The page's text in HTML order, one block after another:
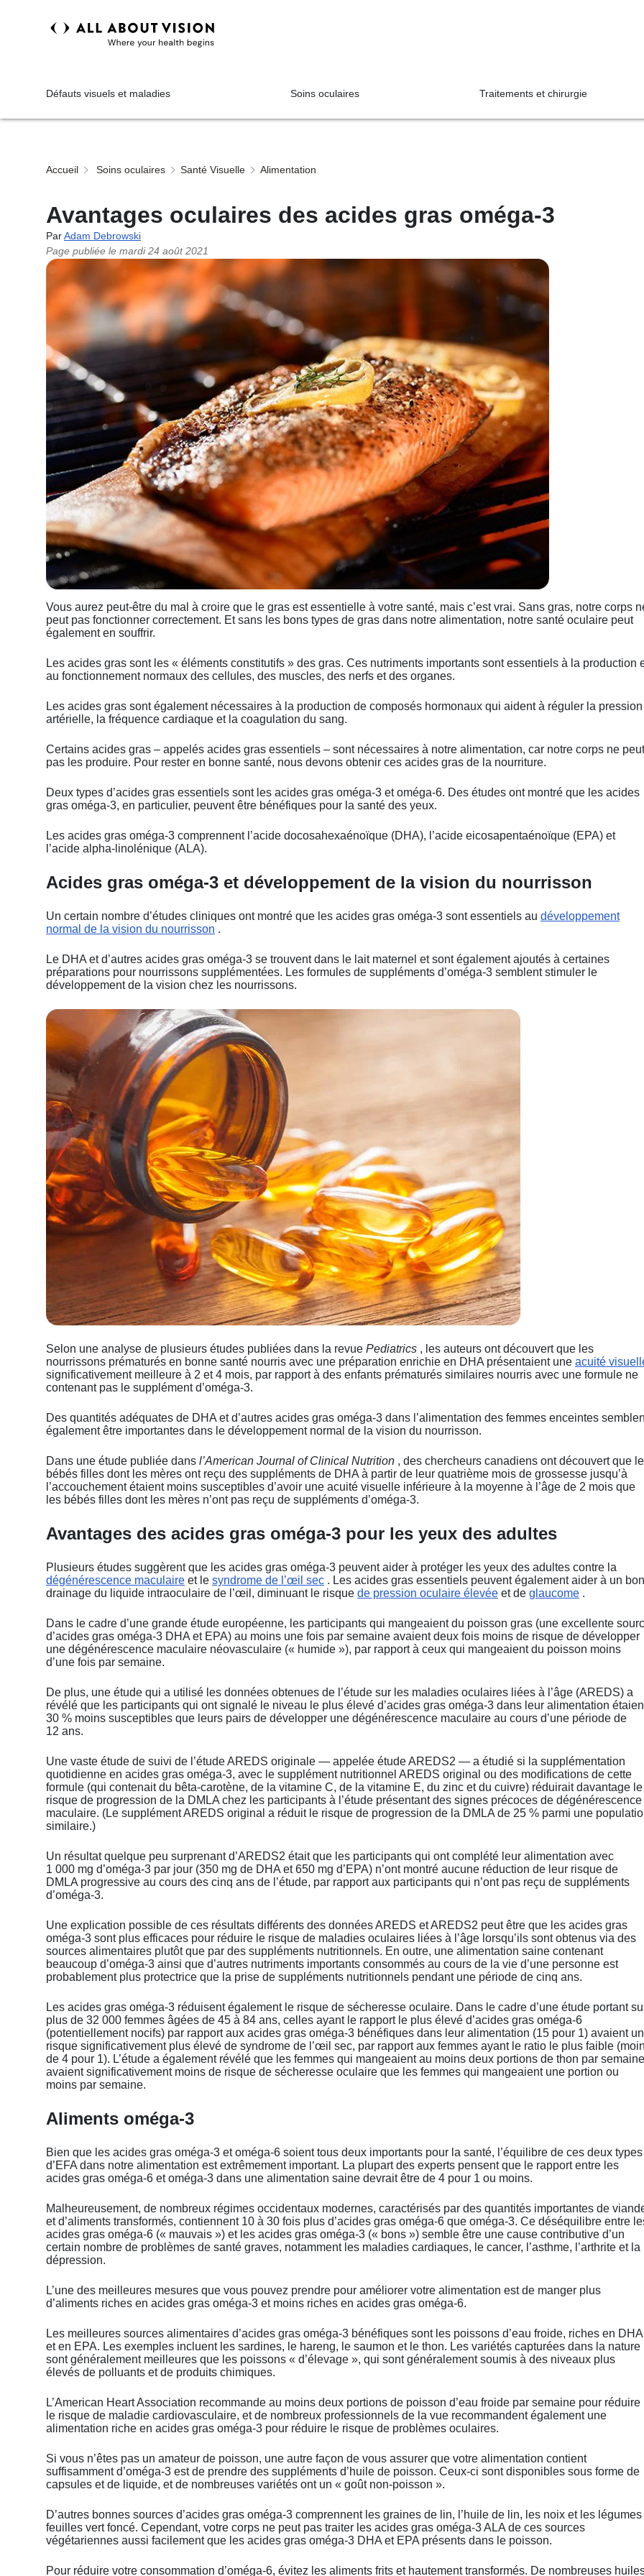
Défauts visuels et maladies Soins oculaires Traitements et chirurgie
Accueil Soins oculaires Santé Visuelle Alimentation
Avantages oculaires des acides gras oméga-3
ParAdam Debrowski
Page publiée le mardi 24 août 2021
Vous aurez peut-être du mal à croire que le gras est essentielle à votre santé, mais c’est vrai. Sans gras, notre corps
peut pas fonctionner correctement. Et sans les bons types de gras dans notre alimentation, notre santé oculaire peut
également en souffrir.
Les acides gras sont les « éléments constitutifs » des gras. Ces nutriments importants sont essentiels à la production
au fonctionnement normaux des cellules, des muscles, des nerfs et des organes.
Les acides gras sont également nécessaires à la production de composés hormonaux qui aident à réguler la pression
artérielle, la fréquence cardiaque et la coagulation du sang.
Certains acides gras – appelés acides gras essentiels – sont nécessaires à notre alimentation, car notre corps ne peut
pas les produire. Pour rester en bonne santé, nous devons obtenir ces acides gras de la nourriture.
Deux types d’acides gras essentiels sont les acides gras oméga-3 et oméga-6. Des études ont montré que les acides
gras oméga-3, en particulier, peuvent être bénéfiques pour la santé des yeux.
Les acides gras oméga-3 comprennent l’acide docosahexaénoïque (DHA), l’acide eicosapentaénoïque (EPA) et
l’acide alpha-linolénique (ALA).
Acides gras oméga-3 et développement de la vision du nourrisson
Un certain nombre d’études cliniques ont montré que les acides gras oméga-3 sont essentiels au développement
normal de la vision du nourrisson .
Le DHA et d’autres acides gras oméga-3 se trouvent dans le lait maternel et sont également ajoutés à certaines
préparations pour nourrissons supplémentées. Les formules de suppléments d’oméga-3 semblent stimuler le
développement de la vision chez les nourrissons.
Selon une analyse de plusieurs études publiées dans la revue Pediatrics , les auteurs ont découvert que les
nourrissons prématurés en bonne santé nourris avec une préparation enrichie en DHA présentaient une acuité
significativement meilleure à 2 et 4 mois, par rapport à des enfants prématurés similaires nourris avec une formule ne
contenant pas le supplément d’oméga-3.
Des quantités adéquates de DHA et d’autres acides gras oméga-3 dans l’alimentation des femmes enceintes
également être importantes dans le développement normal de la vision du nourrisson.
Dans une étude publiée dans l’American Journal of Clinical Nutrition , des chercheurs canadiens ont découvert que
bébés filles dont les mères ont reçu des suppléments de DHA à partir de leur quatrième mois de grossesse jusqu’à
l’accouchement étaient moins susceptibles d’avoir une acuité visuelle inférieure à la moyenne à l’âge de 2 mois que
les bébés filles dont les mères n’ont pas reçu de suppléments d’oméga-3.
Avantages des acides gras oméga-3 pour les yeux des adultes
Plusieurs études suggèrent que les acides gras oméga-3 peuvent aider à protéger les yeux des adultes contre la
dégénérescence maculaire et le syndrome de l’œil sec . Les acides gras essentiels peuvent également aider à un bon
drainage du liquide intraoculaire de l’œil, diminuant le risque de pression oculaire élevée et de glaucome .
Dans le cadre d’une grande étude européenne, les participants qui mangeaient du poisson gras (une excellente
d’acides gras oméga-3 DHA et EPA) au moins une fois par semaine avaient deux fois moins de risque de développer
une dégénérescence maculaire néovasculaire (« humide »), par rapport à ceux qui mangeaient du poisson moins
d’une fois par semaine.
De plus, une étude qui a utilisé les données obtenues de l’étude sur les maladies oculaires liées à l’âge (AREDS) a
révélé que les participants qui ont signalé le niveau le plus élevé d’acides gras oméga-3 dans leur alimentation
30 % moins susceptibles que leurs pairs de développer une dégénérescence maculaire au cours d’une période de
12 ans.
Une vaste étude de suivi de l’étude AREDS originale — appelée étude AREDS2 — a étudié si la supplémentation
quotidienne en acides gras oméga-3, avec le supplément nutritionnel AREDS original ou des modifications de cette
formule (qui contenait du bêta-carotène, de la vitamine C, de la vitamine E, du zinc et du cuivre) réduirait davantage le
risque de progression de la DMLA chez les participants à l’étude présentant des signes précoces de dégénérescence
maculaire. (Le supplément AREDS original a réduit le risque de progression de la DMLA de 25 % parmi une
similaire.)
Un résultat quelque peu surprenant d’AREDS2 était que les participants qui ont complété leur alimentation avec
1 000 mg d’oméga-3 par jour (350 mg de DHA et 650 mg d’EPA) n’ont montré aucune réduction de leur risque de
DMLA progressive au cours des cinq ans de l’étude, par rapport aux participants qui n’ont pas reçu de suppléments
d’oméga-3.
Une explication possible de ces résultats différents des données AREDS et AREDS2 peut être que les acides gras
oméga-3 sont plus efficaces pour réduire le risque de maladies oculaires liées à l’âge lorsqu’ils sont obtenus via des
sources alimentaires plutôt que par des suppléments nutritionnels. En outre, une alimentation saine contenant
beaucoup d’oméga-3 ainsi que d’autres nutriments importants consommés au cours de la vie d’une personne est
probablement plus protectrice que la prise de suppléments nutritionnels pendant une période de cinq ans.
Les acides gras oméga-3 réduisent également le risque de sécheresse oculaire. Dans le cadre d’une étude portant
plus de 32 000 femmes âgées de 45 à 84 ans, celles ayant le rapport le plus élevé d’acides gras oméga-6
(potentiellement nocifs) par rapport aux acides gras oméga-3 bénéfiques dans leur alimentation (15 pour 1) avaient un
risque significativement plus élevé de syndrome de l’œil sec, par rapport aux femmes ayant le ratio le plus faible
de 4 pour 1). L’étude a également révélé que les femmes qui mangeaient au moins deux portions de thon par semaine
avaient significativement moins de risque de sécheresse oculaire que les femmes qui mangeaient une portion ou
moins par semaine.
Aliments oméga-3
Bien que les acides gras oméga-3 et oméga-6 soient tous deux importants pour la santé, l’équilibre de ces deux types
d’EFA dans notre alimentation est extrêmement important. La plupart des experts pensent que le rapport entre les
acides gras oméga-6 et oméga-3 dans une alimentation saine devrait être de 4 pour 1 ou moins.
Malheureusement, de nombreux régimes occidentaux modernes, caractérisés par des quantités importantes de
et d’aliments transformés, contiennent 10 à 30 fois plus d’acides gras oméga-6 que oméga-3. Ce déséquilibre entre
acides gras oméga-6 (« mauvais ») et les acides gras oméga-3 (« bons ») semble être une cause contributive d’un
certain nombre de problèmes de santé graves, notamment les maladies cardiaques, le cancer, l’asthme, l’arthrite et la
dépression.
L’une des meilleures mesures que vous pouvez prendre pour améliorer votre alimentation est de manger plus
d’aliments riches en acides gras oméga-3 et moins riches en acides gras oméga-6.
Les meilleures sources alimentaires d’acides gras oméga-3 bénéfiques sont les poissons d’eau froide, riches en DHA
et en EPA. Les exemples incluent les sardines, le hareng, le saumon et le thon. Les variétés capturées dans la nature
sont généralement meilleures que les poissons « d’élevage », qui sont généralement soumis à des niveaux plus
élevés de polluants et de produits chimiques.
L’American Heart Association recommande au moins deux portions de poisson d’eau froide par semaine pour réduire
le risque de maladie cardiovasculaire, et de nombreux professionnels de la vue recommandent également une
alimentation riche en acides gras oméga-3 pour réduire le risque de problèmes oculaires.
Si vous n’êtes pas un amateur de poisson, une autre façon de vous assurer que votre alimentation contient
suffisamment d’oméga-3 est de prendre des suppléments d’huile de poisson. Ceux-ci sont disponibles sous forme de
capsules et de liquide, et de nombreuses variétés ont un « goût non-poisson ».
D’autres bonnes sources d’acides gras oméga-3 comprennent les graines de lin, l’huile de lin, les noix et les légumes
feuilles vert foncé. Cependant, votre corps ne peut pas traiter les acides gras oméga-3 ALA de ces sources
végétariennes aussi facilement que les acides gras oméga-3 DHA et EPA présents dans le poisson.
Pour réduire votre consommation d’oméga-6, évitez les aliments frits et hautement transformés. De nombreuses